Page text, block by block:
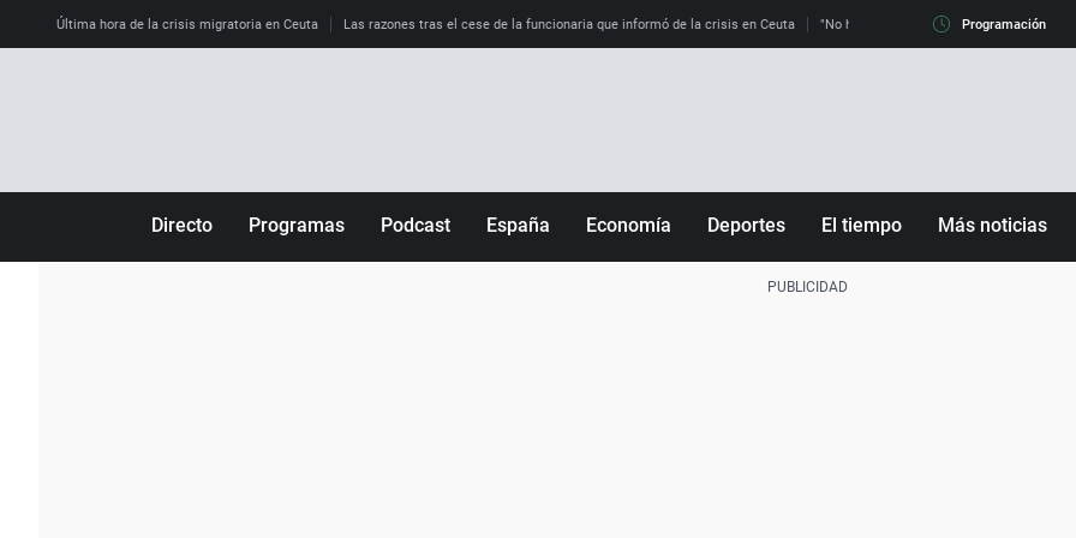
Última hora de la crisis migratoria en Ceuta Las razones tras el cese de la funcionaria que informó de la crisis en Ceuta "No hay mafias, que no nos engañen":
Programación
Directo Programas Podcast España Economía Deportes El tiempo Más noticias